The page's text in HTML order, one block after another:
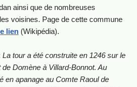
ainsi que de nombreuses
voisines. Page de cette commune
lien (Wikipédia).
La tour a été construite en 1246 sur le
de Domène à Villard-Bonnot. Au
en apanage au Comte Raoul de